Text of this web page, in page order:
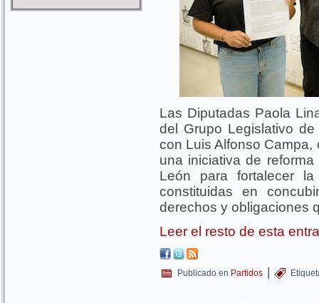
Las Diputadas Paola
del Grupo Legislativo
con Luis Alfonso Campa,
una iniciativa de
León para fortalecer
constituidas en
derechos y obligaciones
Leer el resto de esta
Publicado en Partidos |